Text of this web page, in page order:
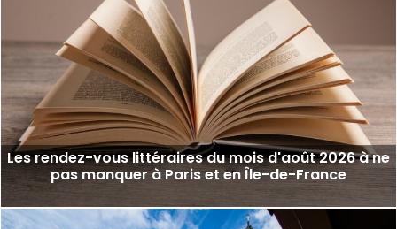
Les rendez-vous littéraires du mois d'août 2026 à ne
pas manquer à Paris et en Île-de-France